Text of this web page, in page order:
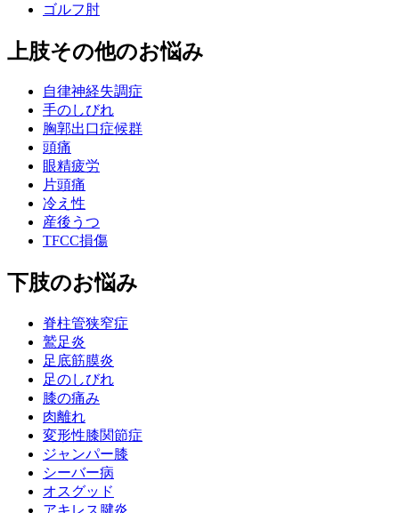
ゴルフ肘
上肢その他のお悩み
自律神経失調症
手のしびれ
胸郭出口症候群
頭痛
眼精疲労
片頭痛
冷え性
産後うつ
TFCC損傷
下肢のお悩み
脊柱管狭窄症
鷲足炎
足底筋膜炎
足のしびれ
膝の痛み
肉離れ
変形性膝関節症
ジャンパー膝
シーバー病
オスグッド